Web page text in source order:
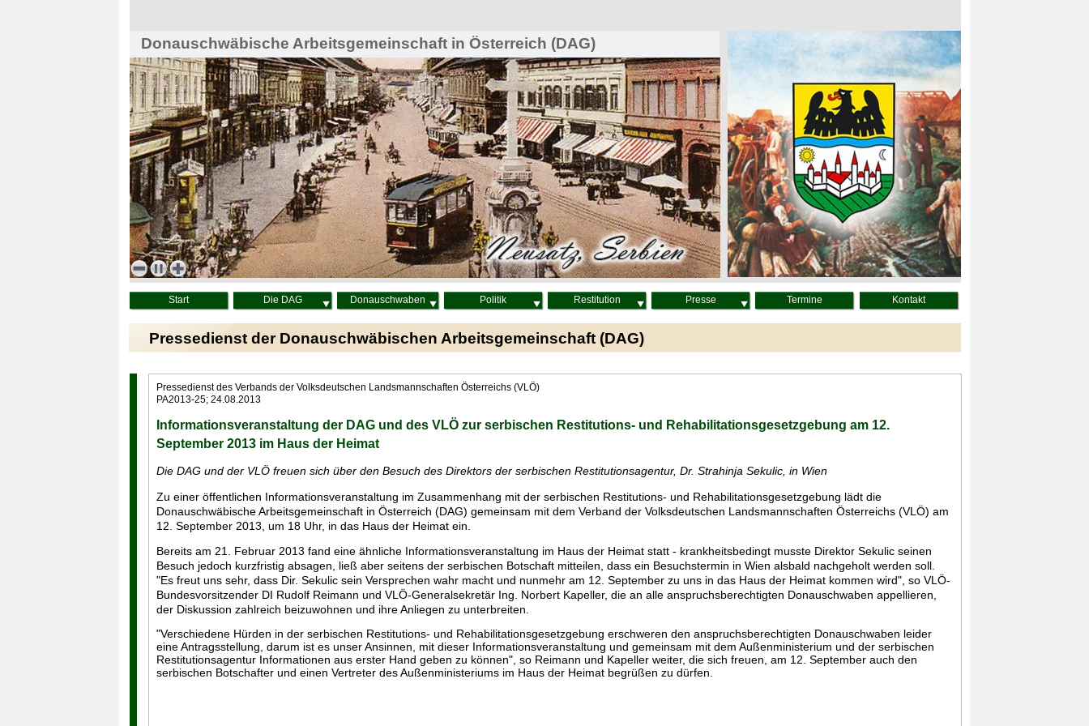
Haus der Heimat, Wien
Donauschwäbische Arbeitsgemeinschaft in Österreich (DAG)
Start Die DAG Donauschwaben Politik Restitution Presse Termine Kontakt
Pressedienst der Donauschwäbischen Arbeitsgemeinschaft (DAG)
Pressedienst des Verbands der Volksdeutschen Landsmannschaften Österreichs (VLÖ)
PA2013-25; 24.08.2013
Informationsveranstaltung der DAG und des VLÖ zur serbischen Restitutions- und Rehabilitationsgesetzgebung am 12.
September 2013 im Haus der Heimat
Die DAG und der VLÖ freuen sich über den Besuch des Direktors der serbischen Restitutionsagentur, Dr. Strahinja Sekulic, in Wien
Zu einer öffentlichen Informationsveranstaltung im Zusammenhang mit der serbischen Restitutions- und Rehabilitationsgesetzgebung lädt die
Donauschwäbische Arbeitsgemeinschaft in Österreich (DAG) gemeinsam mit dem Verband der Volksdeutschen Landsmannschaften Österreichs (VLÖ) am
12. September 2013, um 18 Uhr, in das Haus der Heimat ein.
Bereits am 21. Februar 2013 fand eine ähnliche Informationsveranstaltung im Haus der Heimat statt - krankheitsbedingt musste Direktor Sekulic seinen
Besuch jedoch kurzfristig absagen, ließ aber seitens der serbischen Botschaft mitteilen, dass ein Besuchstermin in Wien alsbald nachgeholt werden soll.
"Es freut uns sehr, dass Dir. Sekulic sein Versprechen wahr macht und nunmehr am 12. September zu uns in das Haus der Heimat kommen wird", so VLÖ-
Bundesvorsitzender DI Rudolf Reimann und VLÖ-Generalsekretär Ing. Norbert Kapeller, die an alle anspruchsberechtigten Donauschwaben appellieren,
der Diskussion zahlreich beizuwohnen und ihre Anliegen zu unterbreiten.
"Verschiedene Hürden in der serbischen Restitutions- und Rehabilitationsgesetzgebung erschweren den anspruchsberechtigten Donauschwaben leider
eine Antragsstellung, darum ist es unser Ansinnen, mit dieser Informationsveranstaltung und gemeinsam mit dem Außenministerium und der serbischen
Restitutionsagentur Informationen aus erster Hand geben zu können", so Reimann und Kapeller weiter, die sich freuen, am 12. September auch den
serbischen Botschafter und einen Vertreter des Außenministeriums im Haus der Heimat begrüßen zu dürfen.